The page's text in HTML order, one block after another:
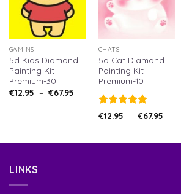
GAMINS
5d Kids Diamond
Painting Kit
Premium-30
€12.95 – €67.95
CHATS
5d Cat Diamond
Painting Kit
Premium-10
Note5.00
€12.95 – €67.95
LINKS